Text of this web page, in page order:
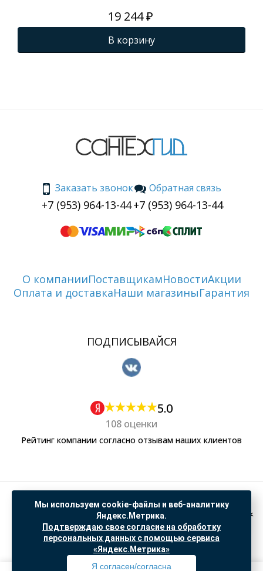
19 244 ₽
В корзину
Заказать звонок
+7 (953) 964-13-44
Обратная связь
+7 (953) 964-13-44
О компанииПоставщикамНовостиАкции
Оплата и доставкаНаши магазиныГарантия
ПОДПИСЫВАЙСЯ
5.0
108 оценки
Рейтинг компании согласно отзывам наших клиентов
Политика обработки персональных данных
Согласие на обработку данных Яндекс Метрика
"© ООО “САНТЕХГИД”, 2026. Все права защищены. Предложение не является публичной
офертой, цены и информация на сайте ознакомительные
Доработка и продвижение вSO.USE
Мы используем cookie-файлы и веб-аналитику
Яндекс.Метрика.
Подтверждаю свое согласие на обработку
персональных данных с помощью сервиса
«Яндекс.Метрика»
Я согласен/согласна